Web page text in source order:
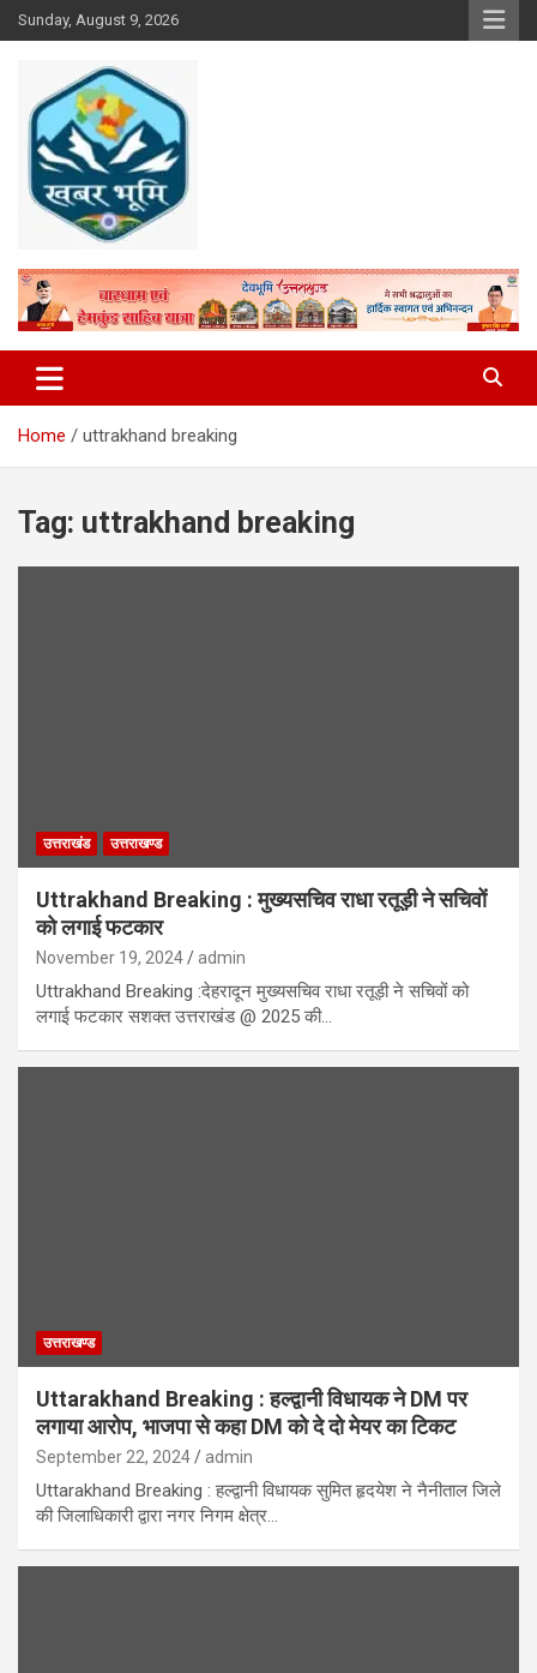
Skip
to
Sunday, August 9, 2026
Khabar Bhumi
Home uttrakhand breaking
Tag: uttrakhand breaking
उत्तराखंड उत्तराखण्ड
Uttrakhand Breaking : मुख्यसचिव राधा रतूड़ी ने सचिवों
को लगाई फटकार
November 19, 2024 admin
Uttrakhand Breaking :देहरादून मुख्यसचिव राधा रतूड़ी ने सचिवों को
लगाई फटकार सशक्त उत्तराखंड @ 2025 की…
उत्तराखण्ड
Uttarakhand Breaking : हल्द्वानी विधायक ने DM पर
लगाया आरोप, भाजपा से कहा DM को दे दो मेयर का टिकट
September 22, 2024 admin
Uttarakhand Breaking : हल्द्वानी विधायक सुमित हृदयेश ने नैनीताल जिले
की जिलाधिकारी द्वारा नगर निगम क्षेत्र…